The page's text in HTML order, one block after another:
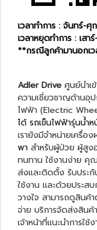
เวลาทำการ : จันทร์-
เวลาหยุดทำการ : เส
**กรณีลูกค้ามานอกเว
Adler Drive ศูนย์นำเ
ความเชี่ยวชาญด้านอุ
ไฟฟ้า (Electric
ได้ รถเข็นไฟฟ้ารุ่นน้ำห
เรายังมีจำหน่ายเครื่อ
พา สำหรับผู้ป่วย ผู้สูง
ทนทาน ใช้งานง่าย คุ
ส่งและติดตั้ง รับประ
ใช้งาน และด้วยประส
วางใจ สามารถดูสินค้
จ่าย บริการจัดส่งสิน
เจ้าหน้าที่แนะนำการใ